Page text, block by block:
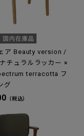
ア Beauty version /
チュラルラッカー ×
terracotta フ
グ
（税込）